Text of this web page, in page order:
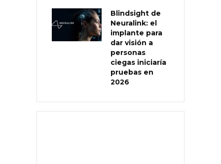
Blindsight de
Neuralink: el
implante para
dar visión a
personas
ciegas iniciaría
pruebas en
2026